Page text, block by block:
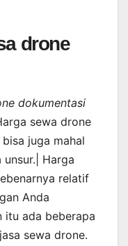
drone
dokumentasi
sewa drone
juga mahal
Harga
relatif
Anda
itu ada beberapa
sewa drone.